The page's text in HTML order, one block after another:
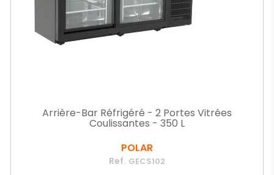
Arrière-Bar Réfrigéré - 2 Portes Vitrées
Coulissantes - 350 L
POLAR
Ref. GECS102